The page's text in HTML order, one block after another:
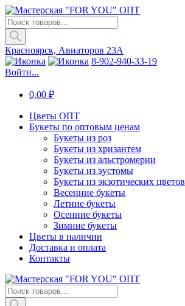
Поиск
товаров
Красноярск, Авиаторов 23А
8-902-940-33-19
Войти...
0,00 ₽
Цветы ОПТ
Букеты по оптовым ценам
Букеты из роз
Букеты из хризантем
Букеты из альстромерии
Букеты из эустомы
Букеты из экзотических цветов
Весенние букеты
Летние букеты
Осенние букеты
Зимние букеты
Цветы в наличии
Доставка и оплата
Контакты
Поиск
товаров